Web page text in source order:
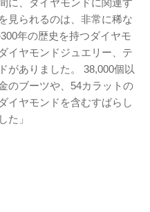
見られるのは、非常に稀な
年の歴史を持つダイヤモ
イヤモンドジュエリー、テ
がありました。 38,000個以
のブーツや、54カラットの
イヤモンドを含むすばらし
た」